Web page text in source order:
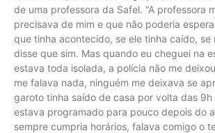
de uma professora da Safel. “A professora
precisava de mim e que não poderia
que tinha acontecido, se ele tinha caído, se
disse que sim. Mas quando eu cheguei na
estava toda isolada, a polícia não me
me falava nada, ninguém me deixava se
garoto tinha saído de casa por volta das 9h
estava programado para pouco depois do
sempre cumpria horários, falava comigo o